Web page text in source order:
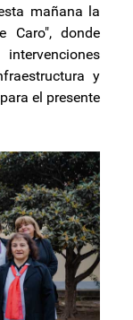
mañana la
Caro", donde
y
el presente